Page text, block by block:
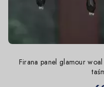
Firana panel glamour